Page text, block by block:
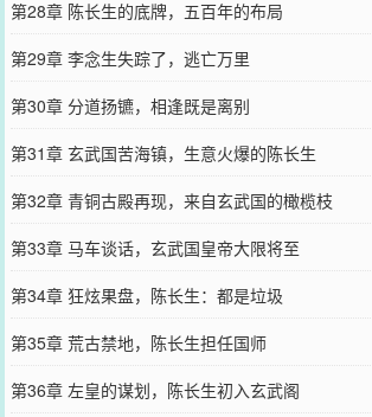
第28章 陈长生的底牌，五百年的布局
第29章 李念生失踪了，逃亡万里
第30章 分道扬镳，相逢既是离别
第31章 玄武国苦海镇，生意火爆的陈长生
第32章 青铜古殿再现，来自玄武国的橄榄枝
第33章 马车谈话，玄武国皇帝大限将至
第34章 狂炫果盘，陈长生：都是垃圾
第35章 荒古禁地，陈长生担任国师
第36章 左皇的谋划，陈长生初入玄武阁